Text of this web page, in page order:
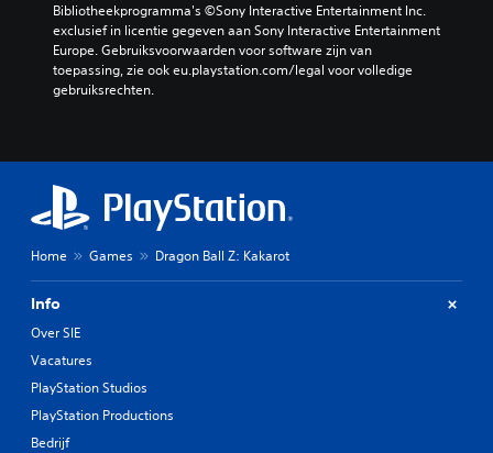
Bibliotheekprogramma's ©Sony Interactive Entertainment Inc.
exclusief in licentie gegeven aan Sony Interactive Entertainment
Europe. Gebruiksvoorwaarden voor software zijn van
toepassing, zie ook eu.playstation.com/legal voor volledige
gebruiksrechten.
Home Games Dragon Ball Z: Kakarot
Info
Over SIE
Vacatures
PlayStation Studios
PlayStation Productions
Bedrijf